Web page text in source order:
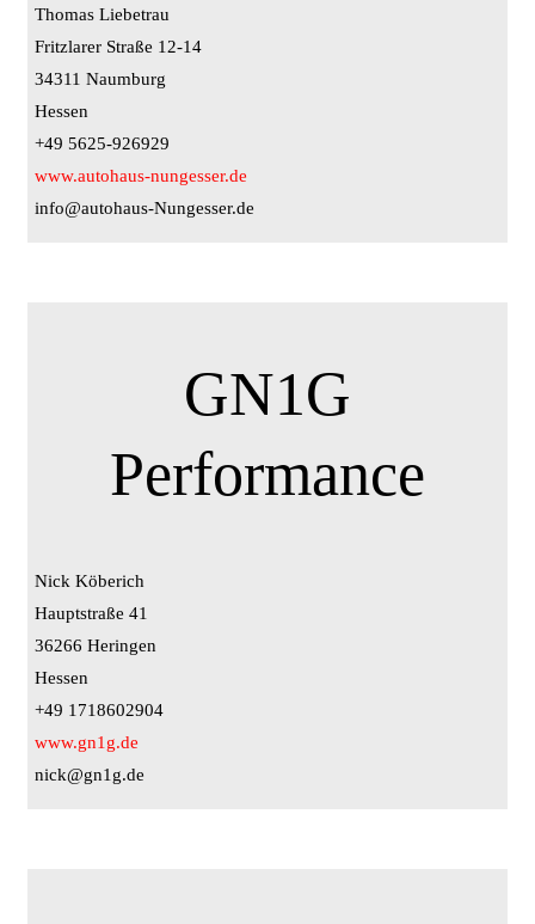
Thomas Liebetrau
Fritzlarer Straße 12-14
34311 Naumburg
Hessen
+49 5625-926929
www.autohaus-nungesser.de
info@autohaus-Nungesser.de
GN1G
Performance
Nick Köberich
Hauptstraße 41
36266 Heringen
Hessen
+49 1718602904
www.gn1g.de
nick@gn1g.de